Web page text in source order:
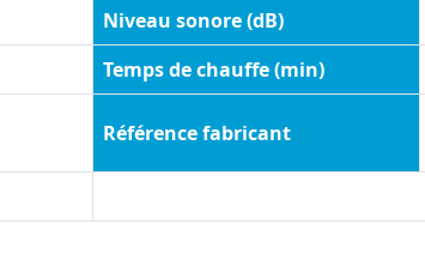
Niveau sonore (dB)
Temps de chauffe (min)
Référence fabricant